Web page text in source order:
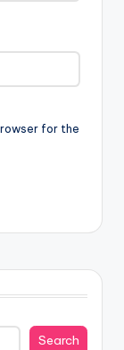
for the
Search